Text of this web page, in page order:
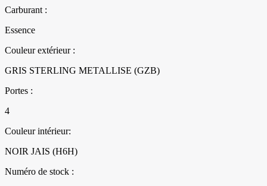
Carburant :
Essence
Couleur extérieur :
GRIS STERLING METALLISE (GZB)
Portes :
4
Couleur intérieur:
NOIR JAIS (H6H)
Numéro de stock :